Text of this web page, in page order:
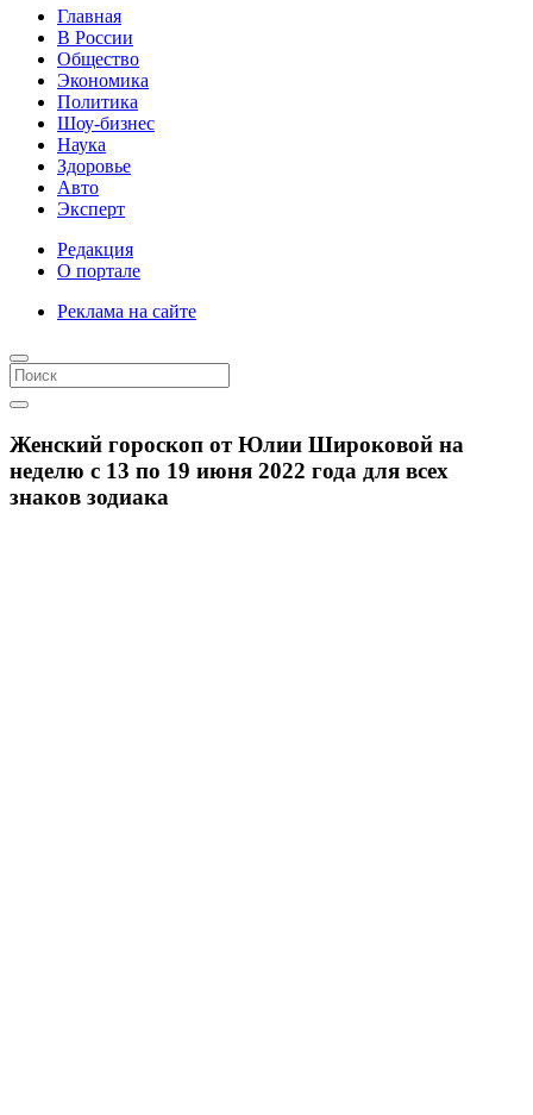
Главная
В России
Общество
Экономика
Политика
Шоу-бизнес
Наука
Здоровье
Авто
Эксперт
Редакция
О портале
Реклама на сайте
Женский гороскоп от Юлии Широковой на
неделю с 13 по 19 июня 2022 года для всех
знаков зодиака